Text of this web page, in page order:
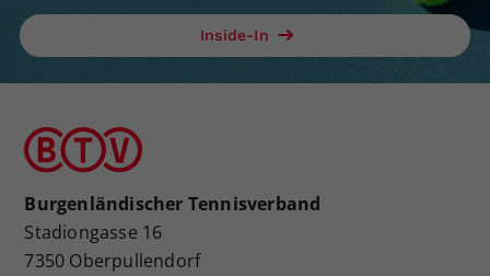
Inside-In
Burgenländischer Tennisverband
Stadiongasse 16
7350 Oberpullendorf